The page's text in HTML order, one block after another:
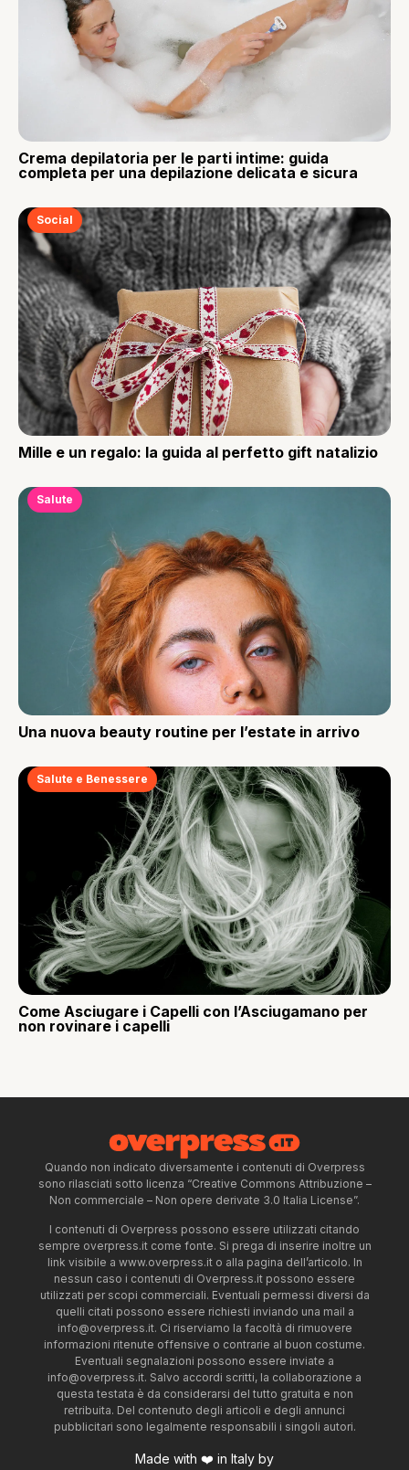
Crema depilatoria per le parti intime: guida
completa per una depilazione delicata e sicura
Social
Mille e un regalo: la guida al perfetto gift natalizio
Salute
Una nuova beauty routine per l’estate in arrivo
Salute e Benessere
Come Asciugare i Capelli con l’Asciugamano per
non rovinare i capelli
Quando non indicato diversamente i contenuti di Overpress
sono rilasciati sotto licenza “Creative Commons Attribuzione –
Non commerciale – Non opere derivate 3.0 Italia License”.
I contenuti di Overpress possono essere utilizzati citando
sempre overpress.it come fonte. Si prega di inserire inoltre un
link visibile a www.overpress.it o alla pagina dell’articolo. In
nessun caso i contenuti di Overpress.it possono essere
utilizzati per scopi commerciali. Eventuali permessi diversi da
quelli citati possono essere richiesti inviando una mail a
info@overpress.it. Ci riserviamo la facoltà di rimuovere
informazioni ritenute offensive o contrarie al buon costume.
Eventuali segnalazioni possono essere inviate a
info@overpress.it. Salvo accordi scritti, la collaborazione a
questa testata è da considerarsi del tutto gratuita e non
retribuita. Del contenuto degli articoli e degli annunci
pubblicitari sono legalmente responsabili i singoli autori.
Made with ❤️ in Italy by